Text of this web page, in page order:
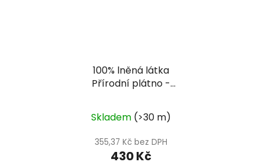
100% lněná látka
Přírodní plátno -
Skladem (>30 m)
355,37 Kč bez DPH
430 Kč